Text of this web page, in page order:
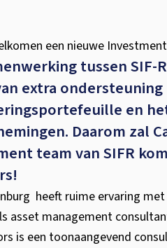
een nieuwe
tussen SIF-
extra
en
Daarom zal
team van SIFR
heeft ruime ervaring
asset management
is een toonaangevend